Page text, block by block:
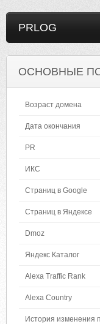
PRLOG
ОСНОВНЫЕ
Возраст домена
Дата окончания
PR
ИКС
Страниц в Google
Страниц в Яндексе
Dmoz
Яндекс Каталог
Alexa Traffic Rank
Alexa Country
История изменения